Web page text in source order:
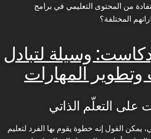
من المحتوى التعليمي في برامج
المختلفة؟
وسيلة لتبادل
وتطوير المهارات
على التعلّم الذاتي
يمكن القول إنه خطوة يقوم بها الفرد لتعليم